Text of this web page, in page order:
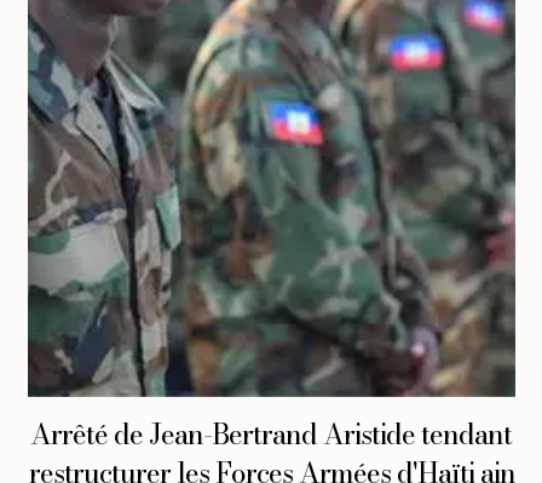
Arrêté de Jean-Bertrand Aristide tendant à
restructurer les Forces Armées d'Haïti ainsi